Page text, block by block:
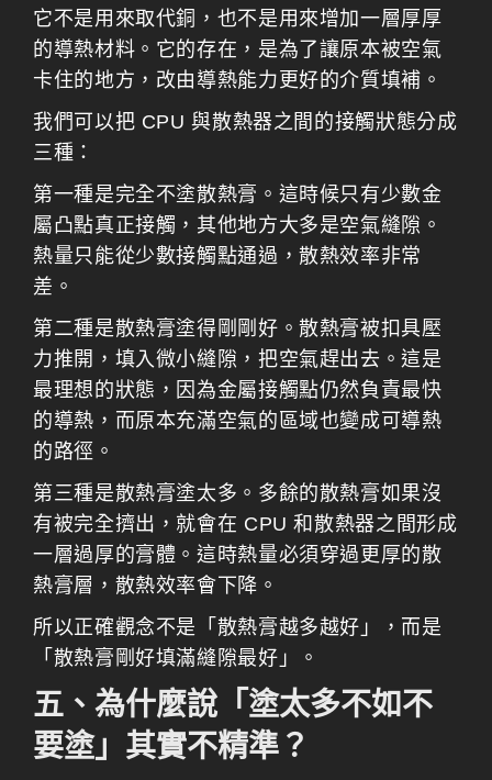
它不是用來取代銅，也不是用來增加一層厚厚
的導熱材料。它的存在，是為了讓原本被空氣
卡住的地方，改由導熱能力更好的介質填補。
我們可以把 CPU 與散熱器之間的接觸狀態分成
三種：
第一種是完全不塗散熱膏。這時候只有少數金
屬凸點真正接觸，其他地方大多是空氣縫隙。
熱量只能從少數接觸點通過，散熱效率非常
差。
第二種是散熱膏塗得剛剛好。散熱膏被扣具壓
力推開，填入微小縫隙，把空氣趕出去。這是
最理想的狀態，因為金屬接觸點仍然負責最快
的導熱，而原本充滿空氣的區域也變成可導熱
的路徑。
第三種是散熱膏塗太多。多餘的散熱膏如果沒
有被完全擠出，就會在 CPU 和散熱器之間形成
一層過厚的膏體。這時熱量必須穿過更厚的散
熱膏層，散熱效率會下降。
所以正確觀念不是「散熱膏越多越好」，而是
「散熱膏剛好填滿縫隙最好」。
五、為什麼說「塗太多不如不
要塗」其實不精準？